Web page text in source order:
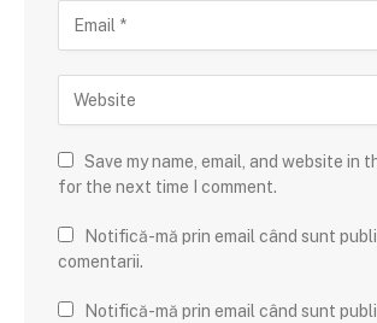
Save my name, email, and website in
for the next time I comment.
Notifică-mă prin email când sunt
comentarii.
Notifică-mă prin email când sunt